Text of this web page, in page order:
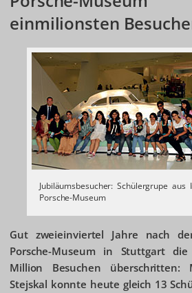
einmilionsten
Jubiläumsbesucher: Schülergrupe aus
Porsche-Museum
Gut zweieinviertel Jahre nach
Porsche-Museum in Stuttgart
Million Besuchen überschritten:
Stejskal konnte heute gleich 13